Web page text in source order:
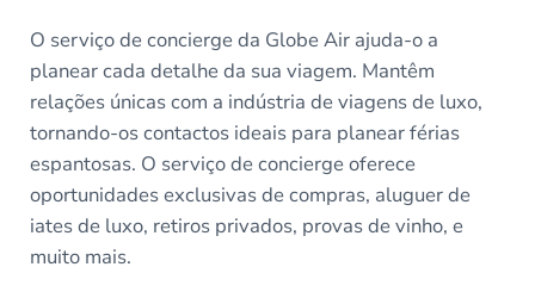
O serviço de concierge da Globe Air ajuda-o a
planear cada detalhe da sua viagem. Mantêm
relações únicas com a indústria de viagens de luxo,
tornando-os contactos ideais para planear férias
espantosas. O serviço de concierge oferece
oportunidades exclusivas de compras, aluguer de
iates de luxo, retiros privados, provas de vinho, e
muito mais.